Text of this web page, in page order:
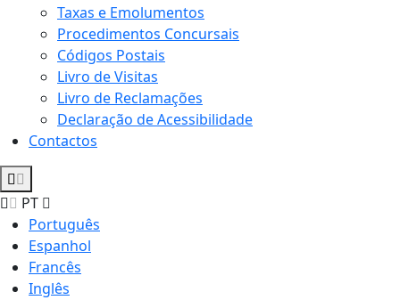
Taxas e Emolumentos
Procedimentos Concursais
Códigos Postais
Livro de Visitas
Livro de Reclamações
Declaração de Acessibilidade
Contactos
PT
Português
Espanhol
Francês
Inglês